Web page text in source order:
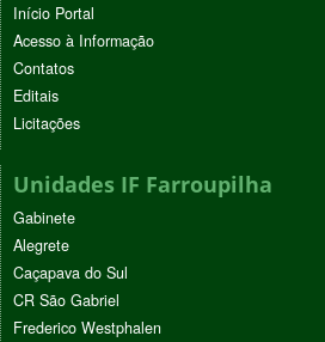
Início Portal
Acesso à Informação
Contatos
Editais
Licitações
Unidades IF Farroupilha
Gabinete
Alegrete
Caçapava do Sul
CR São Gabriel
Frederico Westphalen